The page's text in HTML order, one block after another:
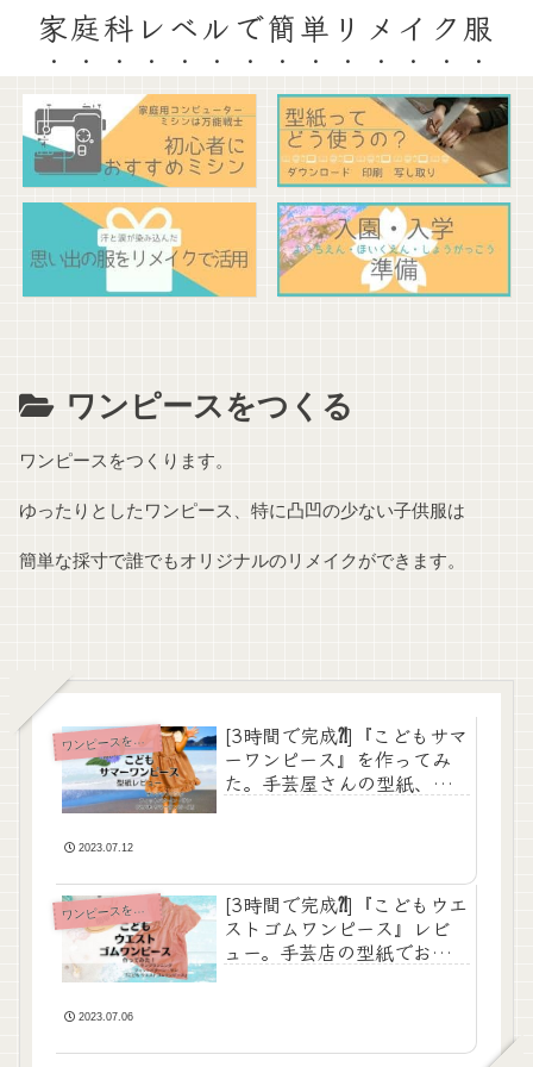
家庭科レベルで簡単リメイク服
ワンピースをつくる
ワンピースをつくります。
ゆったりとしたワンピース、特に凸凹の少ない子供服は
簡単な採寸で誰でもオリジナルのリメイクができます。
ワ
ンピースをつくる
[3時間で完成⁈]『こどもサマ
ーワンピース』を作ってみ
た。手芸屋さんの型紙、サ
2023.07.12
ワ
ンピースをつくる
[3時間で完成⁈]『こどもウエ
ストゴムワンピース』レビ
ュー。手芸店の型紙でお馴
2023.07.06